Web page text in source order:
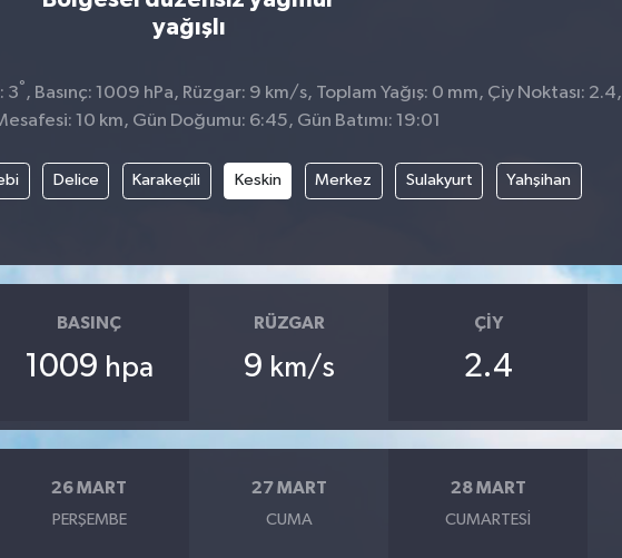
yağışlı
3° , Basınç: 1009 hPa, Rüzgar: 9 km/s, Toplam Yağış: 0 mm, Çiy Noktası: 2.4,
10 km, Gün Doğumu: 6:45, Gün Batımı: 19:01
Delice Karakeçili Keskin Merkez Sulakyurt Yahşihan
BASINÇ
1009 hpa
RÜZGAR
9 km/s
ÇIY
2.4
26 MART
PERŞEMBE
27 MART
CUMA
28 MART
CUMARTESI